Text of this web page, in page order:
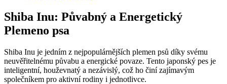
Shiba Inu: Půvabný a Energetický
Plemeno psa
Shiba Inu je jedním z nejpopulárnějších plemen psů díky svému
neuvěřitelnému půvabu a energické povaze. Tento japonský pes je
inteligentní, houževnatý a nezávislý, což ho činí zajímavým
společníkem pro aktivní rodiny i jednotlivce.